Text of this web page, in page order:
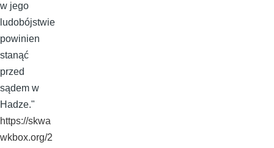
w jego
ludobójstwie
powinien
stanąć
przed
sądem w
Hadze."
https://skwa
wkbox.org/2